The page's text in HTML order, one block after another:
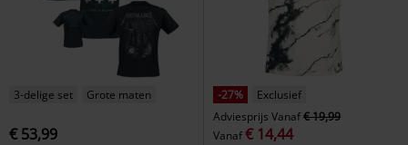
3-delige set Grote maten
€ 53,99
-27%
Exclusief
Adviesprijs Vanaf€ 19,99
Vanaf€ 14,44